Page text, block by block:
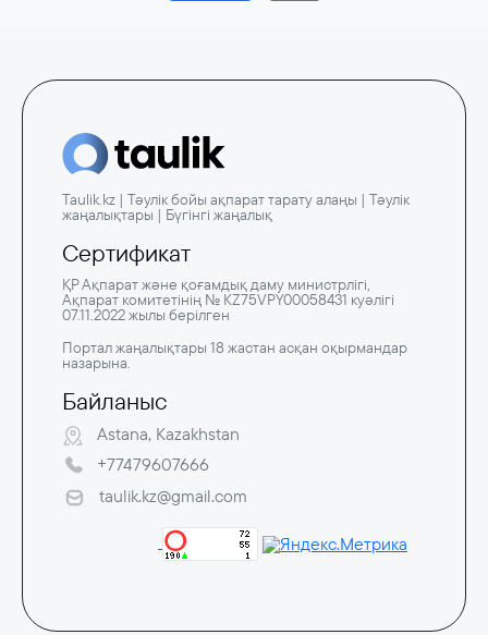
Taulik.kz | Тәулік бойы ақпарат тарату алаңы | Тәулік
жаңалықтары | Бүгінгі жаңалық
Сертификат
ҚР Ақпарат және қоғамдық даму министрлігі,
Ақпарат комитетінің № KZ75VPY00058431 куәлігі
07.11.2022 жылы берілген
Портал жаңалықтары 18 жастан асқан оқырмандар
назарына.
Байланыс
Astana, Kazakhstan
+77479607666
taulik.kz@gmail.com